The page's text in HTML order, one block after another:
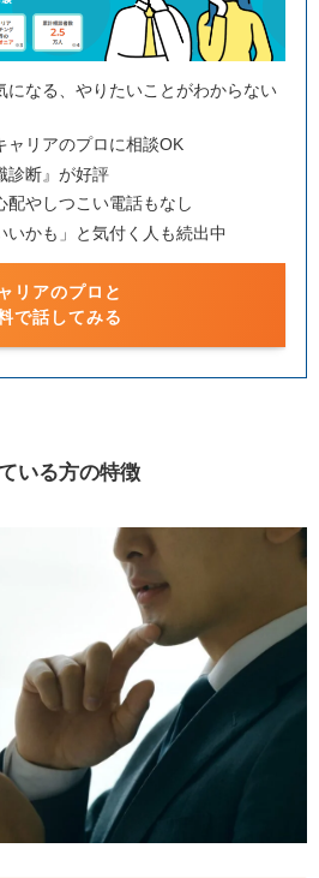
になる、やりたいことがわからない
ャリアのプロに相談OK
診断』が好評
配やしつこい電話もなし
いかも」と気付く人も続出中
リアのプロと
で話してみる
いる方の特徴